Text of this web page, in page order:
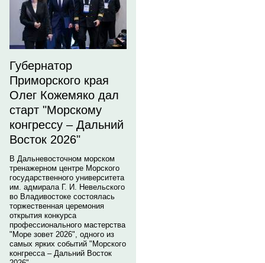
Губернатор
Приморского края
Олег Кожемяко дал
старт "Морскому
конгрессу – Дальний
Восток 2026"
В Дальневосточном морском
тренажерном центре Морского
государственного университета
им. адмирала Г. И. Невельского
во Владивостоке состоялась
торжественная церемония
открытия конкурса
профессионального мастерства
"Море зовет 2026", одного из
самых ярких событий "Морского
конгресса – Дальний Восток